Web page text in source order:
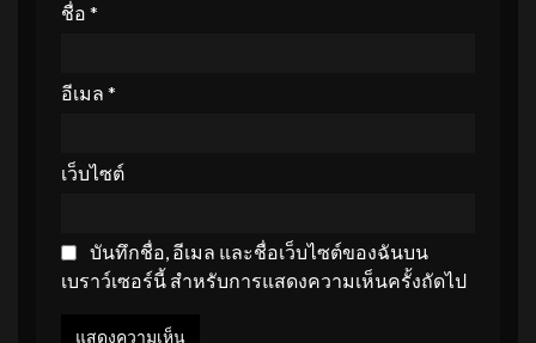
ชื่อ *
อีเมล *
เว็บไซต์
บันทึกชื่อ, อีเมล และชื่อเว็บไซต์ของฉันบน
เบราว์เซอร์นี้ สำหรับการแสดงความเห็นครั้งถัดไป